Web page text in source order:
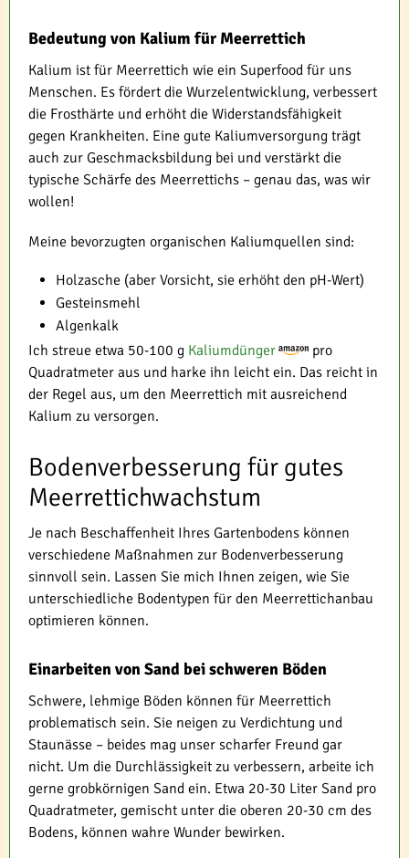
Bedeutung von Kalium für Meerrettich
Kalium ist für Meerrettich wie ein Superfood für uns
Menschen. Es fördert die Wurzelentwicklung, verbessert
die Frosthärte und erhöht die Widerstandsfähigkeit
gegen Krankheiten. Eine gute Kaliumversorgung trägt
auch zur Geschmacksbildung bei und verstärkt die
typische Schärfe des Meerrettichs – genau das, was wir
wollen!
Meine bevorzugten organischen Kaliumquellen sind:
Holzasche (aber Vorsicht, sie erhöht den pH-Wert)
Gesteinsmehl
Algenkalk
Ich streue etwa 50-100 g Kaliumdünger
pro
Quadratmeter aus und harke ihn leicht ein. Das reicht in
der Regel aus, um den Meerrettich mit ausreichend
Kalium zu versorgen.
Bodenverbesserung für gutes
Meerrettichwachstum
Je nach Beschaffenheit Ihres Gartenbodens können
verschiedene Maßnahmen zur Bodenverbesserung
sinnvoll sein. Lassen Sie mich Ihnen zeigen, wie Sie
unterschiedliche Bodentypen für den Meerrettichanbau
optimieren können.
Einarbeiten von Sand bei schweren Böden
Schwere, lehmige Böden können für Meerrettich
problematisch sein. Sie neigen zu Verdichtung und
Staunässe – beides mag unser scharfer Freund gar
nicht. Um die Durchlässigkeit zu verbessern, arbeite ich
gerne grobkörnigen Sand ein. Etwa 20-30 Liter Sand pro
Quadratmeter, gemischt unter die oberen 20-30 cm des
Bodens, können wahre Wunder bewirken.